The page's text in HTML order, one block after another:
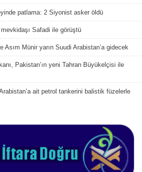
patlama: 2 Siyonist asker öldü
Safadi ile görüştü
Asım Münir yarın Suudi Arabistan’a gidecek
Pakistan’ın yeni Tahran Büyükelçisi ile
ait petrol tankerini balistik füzelerle